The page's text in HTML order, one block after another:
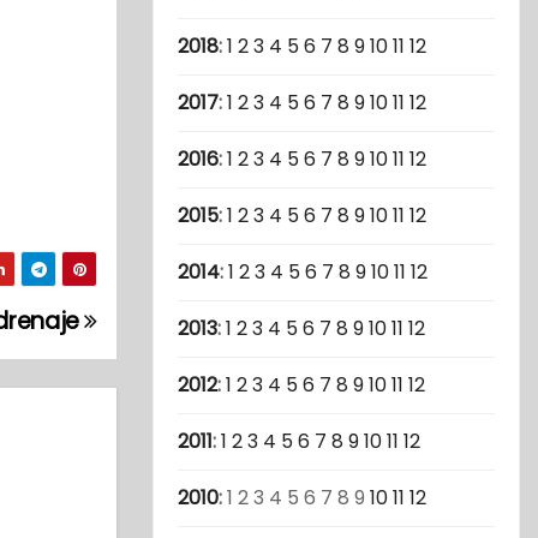
2018:1 23 4 56 7 8 91011 12
2017:1 23 4 56 7 8 91011 12
2016:1 23 4 56 7 8 91011 12
2015:1 23 4 56 7 8 91011 12
2014:1 23 4 56 7 8 91011 12
2013:1 23 4 56 7 8 91011 12
2012:1 23 4 56 7 8 91011 12
2011:1 23 4 56 7 8 91011 12
2010:1 23 4 5 6 7 8 9 1011 12